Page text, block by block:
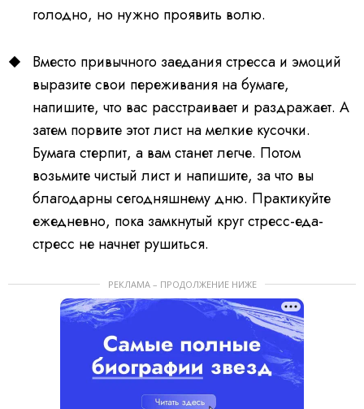
голодно, но нужно проявить волю.
Вместо привычного заедания стресса и эмоций
выразите свои переживания на бумаге,
напишите, что вас расстраивает и раздражает. А
затем порвите этот лист на мелкие кусочки.
Бумага стерпит, а вам станет легче. Потом
возьмите чистый лист и напишите, за что вы
благодарны сегодняшнему дню. Практикуйте
ежедневно, пока замкнутый круг стресс-еда-
стресс не начнет рушиться.
РЕКЛАМА – ПРОДОЛЖЕНИЕ НИЖЕ